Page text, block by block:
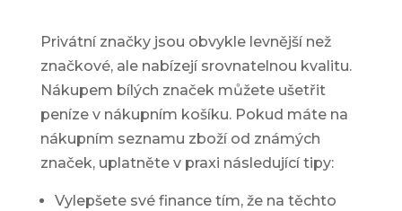
Privátní značky jsou obvykle levnější než
značkové, ale nabízejí srovnatelnou kvalitu.
Nákupem bílých značek můžete ušetřit
peníze v nákupním košíku. Pokud máte na
nákupním seznamu zboží od známých
značek, uplatněte v praxi následující tipy:
Vylepšete své financetím, že na těchto